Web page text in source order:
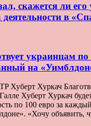
скажется ли его
в
украинцам по
на
Хуберт Хуркач
Хуберт Хуркач
по 100 евро за
«Хочу объявить,